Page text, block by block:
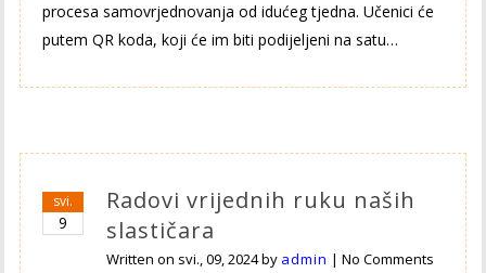
procesa samovrjednovanja od idućeg tjedna. Učenici će
putem QR koda, koji će im biti podijeljeni na satu…
svi.
9
Radovi vrijednih ruku naših
slastičara
Written on svi., 09, 2024by admin |No Comments